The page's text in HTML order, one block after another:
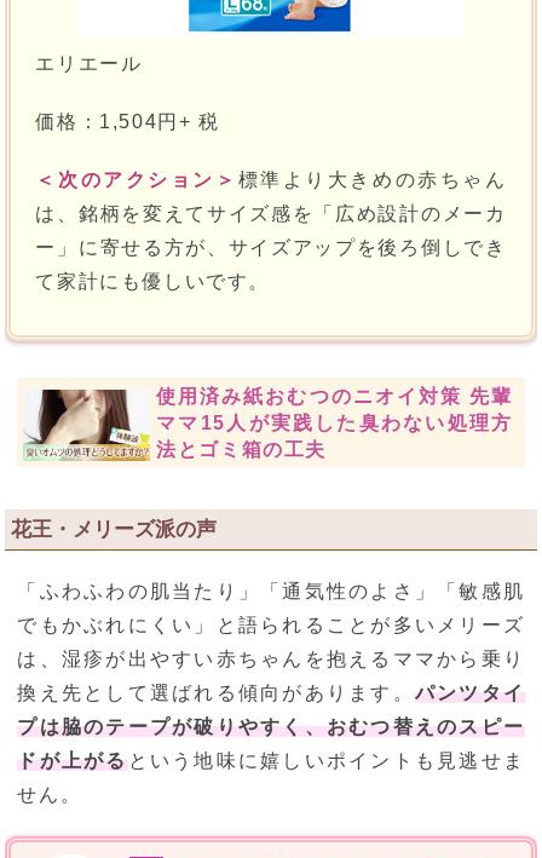
エリエール
価格：1,504円+ 税
＜次のアクション＞ 標準より大きめの赤ちゃん
は、銘柄を変えてサイズ感を「広め設計のメーカ
ー」に寄せる方が、サイズアップを後ろ倒しでき
て家計にも優しいです。
使用済み紙おむつのニオイ対策 先輩
ママ15人が実践した臭わない処理方
法とゴミ箱の工夫
花王・メリーズ派の声
「ふわふわの肌当たり」「通気性のよさ」「敏感肌
でもかぶれにくい」と語られることが多いメリーズ
は、湿疹が出やすい赤ちゃんを抱えるママから乗り
換え先として選ばれる傾向があります。 パンツタイ
プは脇のテープが破りやすく、おむつ替えのスピー
ドが上がるという地味に嬉しいポイントも見逃せま
せん。